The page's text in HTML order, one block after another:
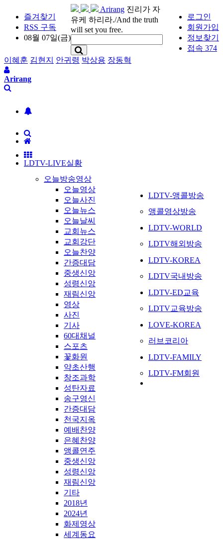
즐겨찾기
RSS 구독
08월 07일(금)
로그인
회원가입
정보찾기
접속 374
Arirang 진리가 자
유케 하리라./And the truth
will set you free.
이혜훈 김현지 안귀령 박상용 장동혁
Arirang
LDTV-LIVE실황
오늘방송영상
오늘영상
오늘사진
오늘뉴스
오늘날씨
교회뉴스
교회강단
오늘찬양
간증대담
중생신앙
성령신앙
재림신앙
LDTV-앵콜방송
앵콜영상방송
영상
사진
기사
60대채널
스포츠
꽃화원
약초산행
창조과학
성탄자료
송구영신
간증대담
천국지옥
예배찬양
은혜찬양
앵콜연주
중생신앙
성령신앙
재림신앙
기타
LDTV-WORLD
LDTV해외방송
2018년
2024년
화제영상
세계동요
LDTV-KOREA
LDTV국내방송
LDTV-ED교육
LDTV교육방송
LOVE-KOREA
러브코리아
LDTV-FAMILY
LDTV-FM회원